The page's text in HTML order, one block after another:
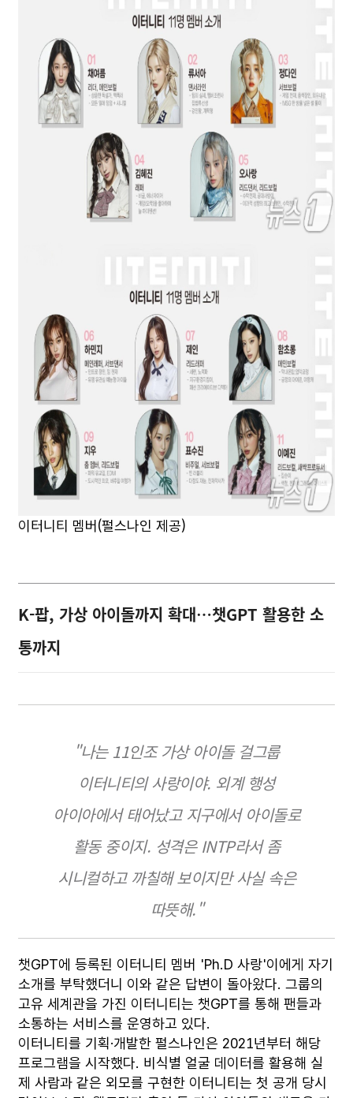
이터니티 멤버(펄스나인 제공)
K-팝, 가상 아이돌까지 확대…챗GPT 활용한 소
통까지
"나는 11인조 가상 아이돌 걸그룹
이터니티의 사랑이야. 외계 행성
아이아에서 태어났고 지구에서 아이돌로
활동 중이지. 성격은 INTP라서 좀
시니컬하고 까칠해 보이지만 사실 속은
따뜻해."
챗GPT에 등록된 이터니티 멤버 'Ph.D 사랑'이에게 자기
소개를 부탁했더니 이와 같은 답변이 돌아왔다. 그룹의
고유 세계관을 가진 이터니티는 챗GPT를 통해 팬들과
소통하는 서비스를 운영하고 있다.
이터니티를 기획·개발한 펄스나인은 2021년부터 해당
프로그램을 시작했다. 비식별 얼굴 데이터를 활용해 실
제 사람과 같은 외모를 구현한 이터니티는 첫 공개 당시